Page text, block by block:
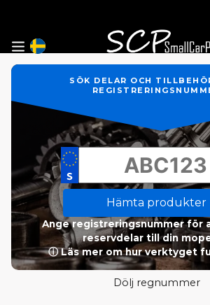
SÖK DELAR OCH
Hämta produkter
Ange registreringsnummer för
reservdelar till din
ⓘ Läs mer om hur verktyget
Dölj regnummer